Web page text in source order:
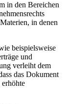
in den Bereichen
in denen
beispielsweise
und
verleiht dem
das Dokument